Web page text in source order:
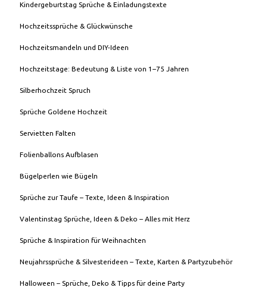
Kindergeburtstag Sprüche & Einladungstexte
Hochzeitssprüche & Glückwünsche
Hochzeitsmandeln und DIY-Ideen
Hochzeitstage: Bedeutung & Liste von 1–75 Jahren
Silberhochzeit Spruch
Sprüche Goldene Hochzeit
Servietten Falten
Folienballons Aufblasen
Bügelperlen wie Bügeln
Sprüche zur Taufe – Texte, Ideen & Inspiration
Valentinstag Sprüche, Ideen & Deko – Alles mit Herz
Sprüche & Inspiration für Weihnachten
Neujahrssprüche & Silvesterideen – Texte, Karten & Partyzubehör
Halloween – Sprüche, Deko & Tipps für deine Party